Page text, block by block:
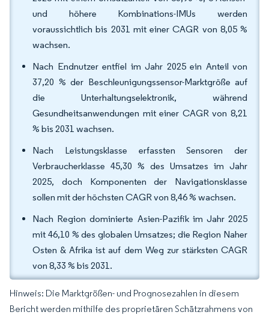
und höhere Kombinations-IMUs werden
voraussichtlich bis 2031 mit einer CAGR von 8,05 %
wachsen.
Nach Endnutzer entfiel im Jahr 2025 ein Anteil von
37,20 % der Beschleunigungssensor-Marktgröße auf
die Unterhaltungselektronik, während
Gesundheitsanwendungen mit einer CAGR von 8,21
% bis 2031 wachsen.
Nach Leistungsklasse erfassten Sensoren der
Verbraucherklasse 45,30 % des Umsatzes im Jahr
2025, doch Komponenten der Navigationsklasse
sollen mit der höchsten CAGR von 8,46 % wachsen.
Nach Region dominierte Asien-Pazifik im Jahr 2025
mit 46,10 % des globalen Umsatzes; die Region Naher
Osten & Afrika ist auf dem Weg zur stärksten CAGR
von 8,33 % bis 2031.
Hinweis: Die Marktgrößen- und Prognosezahlen in diesem
Bericht werden mithilfe des proprietären Schätzrahmens von